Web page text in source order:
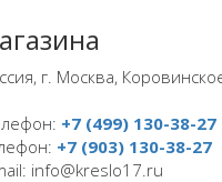
г. Москва,
+7 (499) 130-38-27
+7 (903) 130-38-27
info@kreslo17.ru